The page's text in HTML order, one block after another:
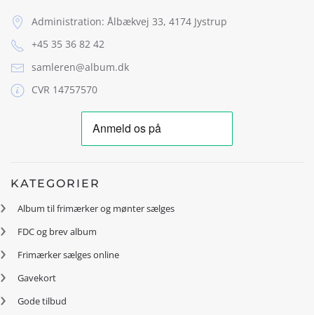
Administration: Ålbækvej 33, 4174 Jystrup
+45 35 36 82 42
samleren@album.dk
CVR 14757570
KATEGORIER
Album til frimærker og mønter sælges
FDC og brev album
Frimærker sælges online
Gavekort
Gode tilbud